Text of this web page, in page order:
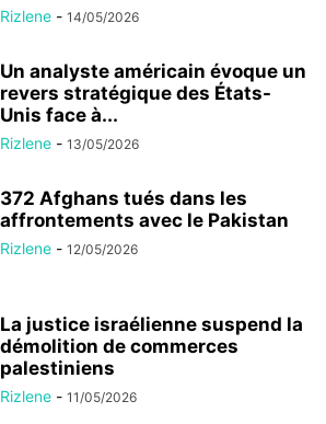
Rizlene - 14/05/2026
Un analyste américain évoque un
revers stratégique des États-
Unis face à...
Rizlene - 13/05/2026
372 Afghans tués dans les
affrontements avec le Pakistan
Rizlene - 12/05/2026
La justice israélienne suspend la
démolition de commerces
palestiniens
Rizlene - 11/05/2026